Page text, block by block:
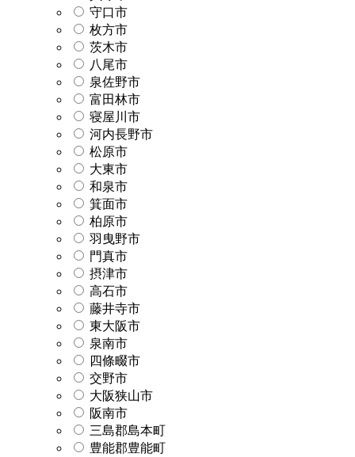
守口市
枚方市
茨木市
八尾市
泉佐野市
富田林市
寝屋川市
河内長野市
松原市
大東市
和泉市
箕面市
柏原市
羽曳野市
門真市
摂津市
高石市
藤井寺市
東大阪市
泉南市
四條畷市
交野市
大阪狭山市
阪南市
三島郡島本町
豊能郡豊能町